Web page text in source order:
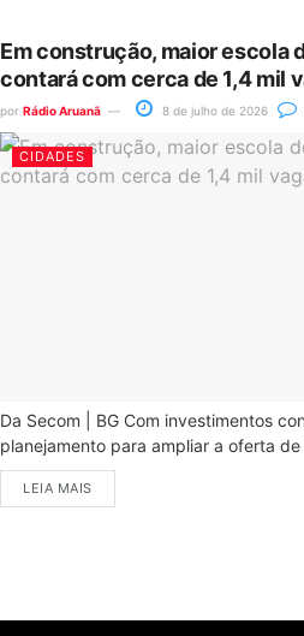
Em construção, maior escola
contará com cerca de 1,4 mil
por Rádio Aruanã 8 de julho de 2026
CIDADES
Da Secom | BG Com investimentos
planejamento para ampliar a oferta
LEIA MAIS